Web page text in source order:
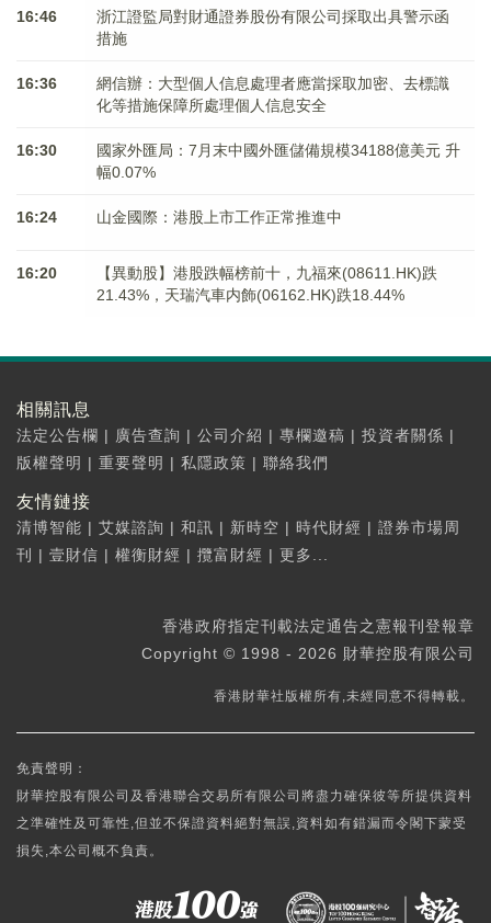
16:46
浙江證監局對財通證券股份有限公司採取出具警示函
措施
16:36
網信辦：大型個人信息處理者應當採取加密、去標識
化等措施保障所處理個人信息安全
16:30
國家外匯局：7月末中國外匯儲備規模34188億美元 升
幅0.07%
16:24 山金國際：港股上市工作正常推進中
16:20
【異動股】港股跌幅榜前十，九福來(08611.HK)跌
21.43%，天瑞汽車内飾(06162.HK)跌18.44%
相關訊息
法定公告欄 | 廣告查詢 | 公司介紹 | 專欄邀稿 | 投資者關係 |
版權聲明 | 重要聲明 | 私隱政策 | 聯絡我們
友情鏈接
清博智能 | 艾媒諮詢 | 和訊 | 新時空 | 時代財經 | 證券市場周
刊
| 壹財信 | 權衡財經 | 攬富財經 | 更多...
香港政府指定刊載法定通告之憲報刊登報章
Copyright © 1998 - 2026 財華控股有限公司
香港財華社版權所有,未經同意不得轉載。
免責聲明：
財華控股有限公司及香港聯合交易所有限公司將盡力確保彼等所提供資料
之準確性及可靠性,但並不保證資料絕對無誤,資料如有錯漏而令閣下蒙受
損失,本公司概不負責。